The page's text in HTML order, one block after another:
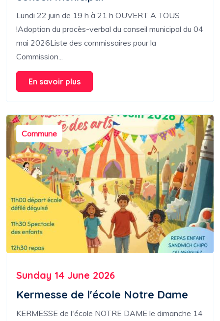
Lundi 22 juin de 19 h à 21 h OUVERT A TOUS
!Adoption du procès-verbal du conseil municipal du 04
mai 2026Liste des commissaires pour la
Commission...
En savoir plus
Commune
Sunday 14 June 2026
Kermesse de l'école Notre Dame
KERMESSE de l'école NOTRE DAME le dimanche 14